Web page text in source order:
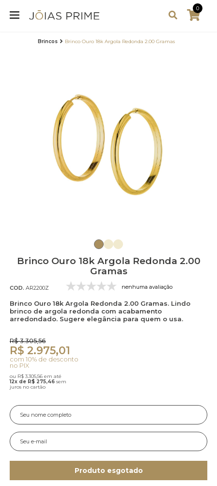
0
Brincos Brinco Ouro 18k Argola Redonda 2.00 Gramas
Brinco Ouro 18k Argola Redonda 2.00
Gramas
COD. AR2200Z nenhuma avaliação
Brinco Ouro 18k Argola Redonda 2.00 Gramas. Lindo
brinco de argola redonda com acabamento
arredondado. Sugere elegância para quem o usa.
R$ 3.305,56
R$ 2.975,01
com 10% de desconto
no PIX
ou R$ 3.305,56 em até
12x de R$ 275,46 sem
juros no cartão
Produto esgotado